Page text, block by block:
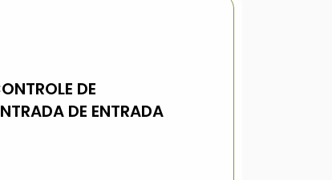
DE
DE ENTRADA